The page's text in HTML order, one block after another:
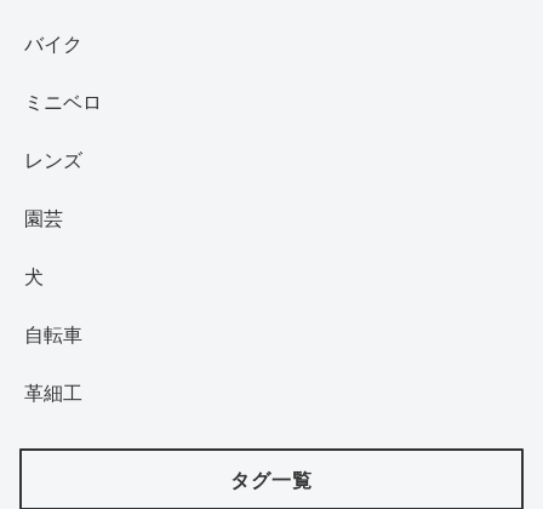
バイク
ミニベロ
レンズ
園芸
犬
自転車
革細工
タグ一覧